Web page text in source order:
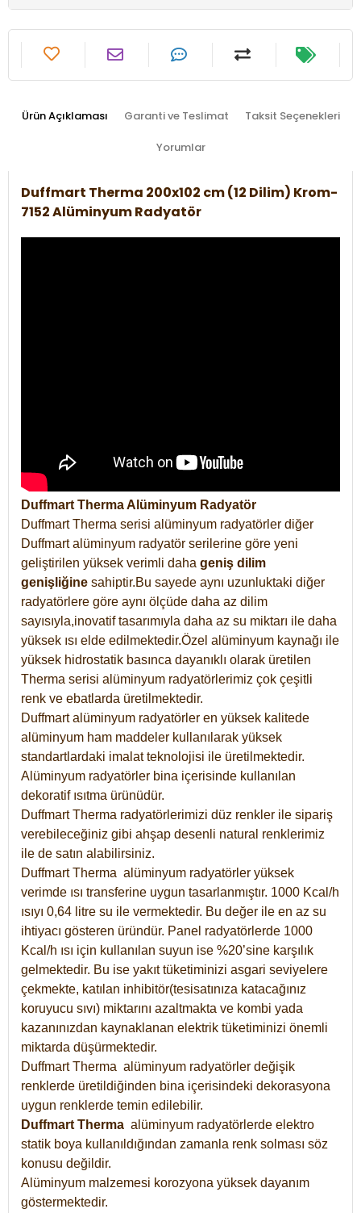
Ürün Açıklaması Garanti ve Teslimat Taksit Seçenekleri
Yorumlar
Duffmart Therma 200x102 cm (12 Dilim) Krom-
7152 Alüminyum Radyatör
Duffmart Therma Alüminyum Radyatör
Duffmart Therma serisi alüminyum radyatörler diğer
Duffmart alüminyum radyatör serilerine göre yeni
geliştirilen yüksek verimli daha geniş dilim
genişliğine sahiptir.Bu sayede aynı uzunluktaki diğer
radyatörlere göre aynı ölçüde daha az dilim
sayısıyla,inovatif tasarımıyla daha az su miktarı ile daha
yüksek ısı elde edilmektedir.Özel alüminyum kaynağı ile
yüksek hidrostatik basınca dayanıklı olarak üretilen
Therma serisi alüminyum radyatörlerimiz çok çeşitli
renk ve ebatlarda üretilmektedir.
Duffmart alüminyum radyatörler en yüksek kalitede
alüminyum ham maddeler kullanılarak yüksek
standartlardaki imalat teknolojisi ile üretilmektedir.
Alüminyum radyatörler bina içerisinde kullanılan
dekoratif ısıtma ürünüdür.
Duffmart Therma radyatörlerimizi düz renkler ile sipariş
verebileceğiniz gibi ahşap desenli natural renklerimiz
ile de satın alabilirsiniz.
Duffmart Therma alüminyum radyatörler yüksek
verimde ısı transferine uygun tasarlanmıştır. 1000 Kcal/h
ısıyı 0,64 litre su ile vermektedir. Bu değer ile en az su
ihtiyacı gösteren üründür. Panel radyatörlerde 1000
Kcal/h ısı için kullanılan suyun ise %20’sine karşılık
gelmektedir. Bu ise yakıt tüketiminizi asgari seviyelere
çekmekte, katılan inhibitör(tesisatınıza katacağınız
koruyucu sıvı) miktarını azaltmakta ve kombi yada
kazanınızdan kaynaklanan elektrik tüketiminizi önemli
miktarda düşürmektedir.
Duffmart Therma alüminyum radyatörler değişik
renklerde üretildiğinden bina içerisindeki dekorasyona
uygun renklerde temin edilebilir.
Duffmart Therma alüminyum radyatörlerde elektro
statik boya kullanıldığından zamanla renk solması söz
konusu değildir.
Alüminyum malzemesi korozyona yüksek dayanım
göstermektedir.